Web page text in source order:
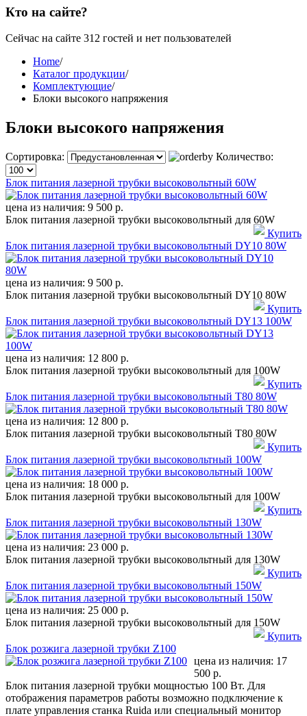
Кто на сайте?
Сейчас на сайте 312 гостей и нет пользователей
Home/
Каталог продукции/
Комплектующие/
Блоки высокого напряжения
Блоки высокого напряжения
Сортировка: Количество:
Блок питания лазерной трубки высоковольтный 60W
цена из наличия: 9 500 р.
Блок питания лазерной трубки высоковольтный для 60W
Купить
Блок питания лазерной трубки высоковольтный DY10 80W
цена из наличия: 9 500 р.
Блок питания лазерной трубки высоковольтный DY10 80W
Купить
Блок питания лазерной трубки высоковольтный DY13 100W
цена из наличия: 12 800 р.
Блок питания лазерной трубки высоковольтный для 100W
Купить
Блок питания лазерной трубки высоковольтный T80 80W
цена из наличия: 12 800 р.
Блок питания лазерной трубки высоковольтный T80 80W
Купить
Блок питания лазерной трубки высоковольтный 100W
цена из наличия: 18 000 р.
Блок питания лазерной трубки высоковольтный для 100W
Купить
Блок питания лазерной трубки высоковольтный 130W
цена из наличия: 23 000 р.
Блок питания лазерной трубки высоковольтный для 130W
Купить
Блок питания лазерной трубки высоковольтный 150W
цена из наличия: 25 000 р.
Блок питания лазерной трубки высоковольтный для 150W
Купить
Блок розжига лазерной трубки Z100
цена из наличия: 17
500 р.
Блок питания лазерной трубки мощностью 100 Вт. Для
отображения параметров работы возможно подключение к
плате управления станка Ruida или специальный монитор